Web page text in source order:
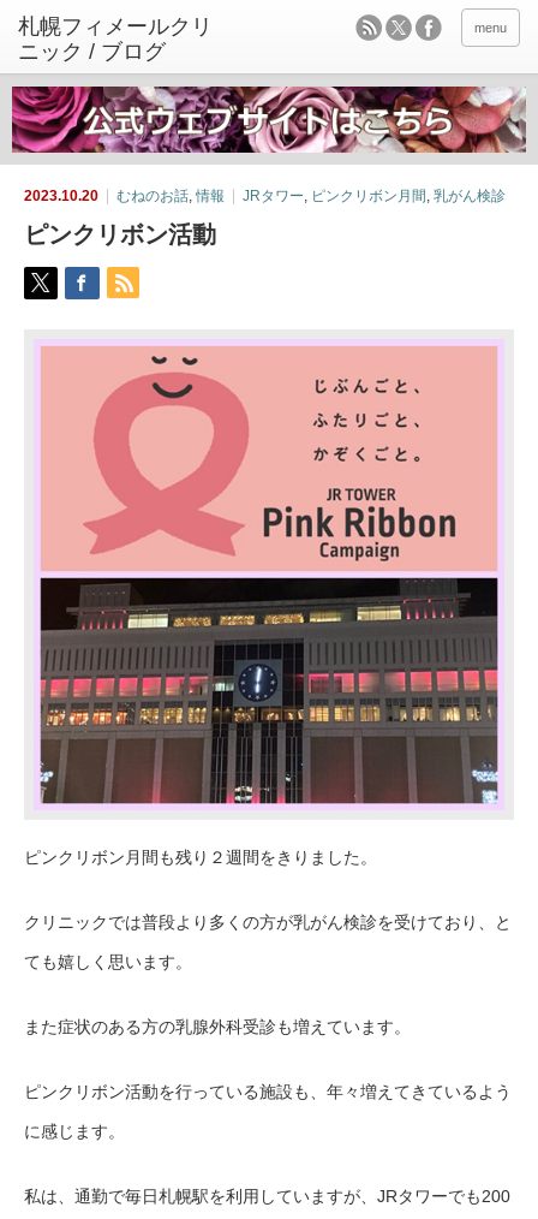
menu
2023.10.20 むねのお話,情報 JRタワー, ピンクリボン月間, 乳がん検診
ピンクリボン活動
ピンクリボン月間も残り２週間をきりました。
クリニックでは普段より多くの方が乳がん検診を受けており、と
ても嬉しく思います。
また症状のある方の乳腺外科受診も増えています。
ピンクリボン活動を行っている施設も、年々増えてきているよう
に感じます。
私は、通勤で毎日札幌駅を利用していますが、JRタワーでも200